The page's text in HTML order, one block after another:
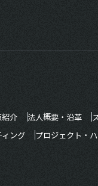
紹介 法人概要・沿革
ィング プロジェクト・